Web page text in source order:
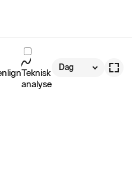
Teknisk
analyse
Dag